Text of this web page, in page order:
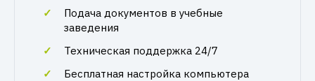
Подача документов в учебные
заведения
Техническая поддержка 24/7
Бесплатная настройка компьютера